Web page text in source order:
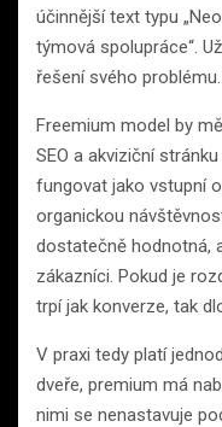
účinnější text typu
týmová spolupráce“.
řešení svého problému.
Freemium model by
SEO a akviziční
fungovat jako vstupní
organickou
dostatečně hodnotná,
zákazníci. Pokud je
trpí jak konverze, tak
V praxi tedy platí
dveře, premium má
nimi se nenastavuje